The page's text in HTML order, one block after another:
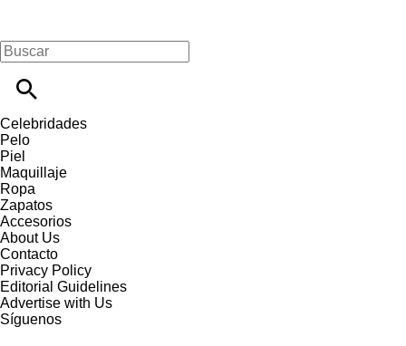
Celebridades
Pelo
Piel
Maquillaje
Ropa
Zapatos
Accesorios
About Us
Contacto
Privacy Policy
Editorial Guidelines
Advertise with Us
Síguenos